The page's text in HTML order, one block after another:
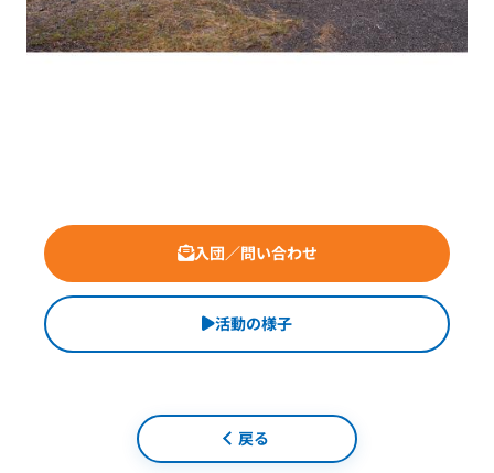
入団／問い合わせ
活動の様子
戻る